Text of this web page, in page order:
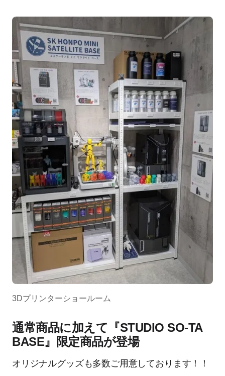
3Dプリンターショールーム
通常商品に加えて『STUDIO SO-TA
BASE』限定商品が登場
オリジナルグッズも多数ご用意しております！！